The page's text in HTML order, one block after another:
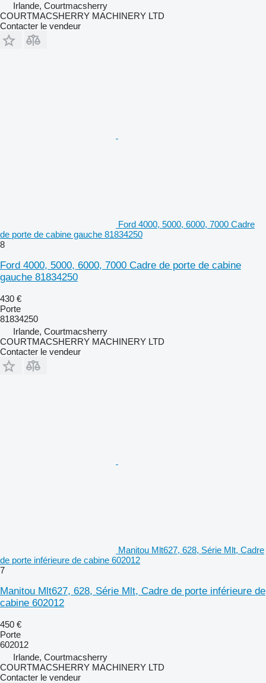
Irlande, Courtmacsherry
COURTMACSHERRY MACHINERY LTD
Contacter le vendeur
Ford 4000, 5000, 6000, 7000 Cadre
de porte de cabine gauche 81834250
8
Ford 4000, 5000, 6000, 7000 Cadre de porte de cabine
gauche 81834250
430 €
Porte
81834250
Irlande, Courtmacsherry
COURTMACSHERRY MACHINERY LTD
Contacter le vendeur
Manitou Mlt627, 628, Série Mlt, Cadre
de porte inférieure de cabine 602012
7
Manitou Mlt627, 628, Série Mlt, Cadre de porte inférieure de
cabine 602012
450 €
Porte
602012
Irlande, Courtmacsherry
COURTMACSHERRY MACHINERY LTD
Contacter le vendeur